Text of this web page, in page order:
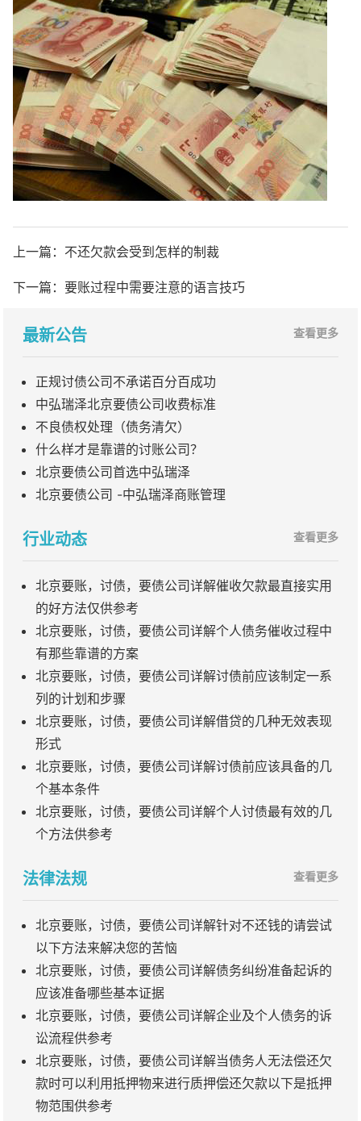
上一篇： 不还欠款会受到怎样的制裁
下一篇： 要账过程中需要注意的语言技巧
最新公告 查看更多
正规讨债公司不承诺百分百成功
中弘瑞泽北京要债公司收费标准
不良债权处理（债务清欠）
什么样才是靠谱的讨账公司？
北京要债公司首选中弘瑞泽
北京要债公司 -中弘瑞泽商账管理
行业动态 查看更多
北京要账，讨债，要债公司详解催收欠款最直接实用
的好方法仅供参考
北京要账，讨债，要债公司详解个人债务催收过程中
有那些靠谱的方案
北京要账，讨债，要债公司详解讨债前应该制定一系
列的计划和步骤
北京要账，讨债，要债公司详解借贷的几种无效表现
形式
北京要账，讨债，要债公司详解讨债前应该具备的几
个基本条件
北京要账，讨债，要债公司详解个人讨债最有效的几
个方法供参考
法律法规 查看更多
北京要账，讨债，要债公司详解针对不还钱的请尝试
以下方法来解决您的苦恼
北京要账，讨债，要债公司详解债务纠纷准备起诉的
应该准备哪些基本证据
北京要账，讨债，要债公司详解企业及个人债务的诉
讼流程供参考
北京要账，讨债，要债公司详解当债务人无法偿还欠
款时可以利用抵押物来进行质押偿还欠款以下是抵押
物范围供参考